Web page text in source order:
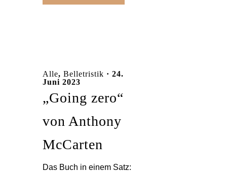
Alle, Belletristik · 24.
Juni 2023
„Going zero“
von Anthony
McCarten
Das Buch in einem Satz: